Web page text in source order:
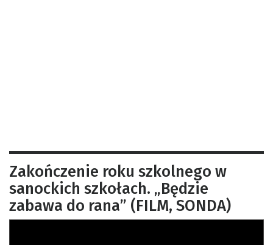
Zakończenie roku szkolnego w
sanockich szkołach. „Będzie
zabawa do rana” (FILM, SONDA)